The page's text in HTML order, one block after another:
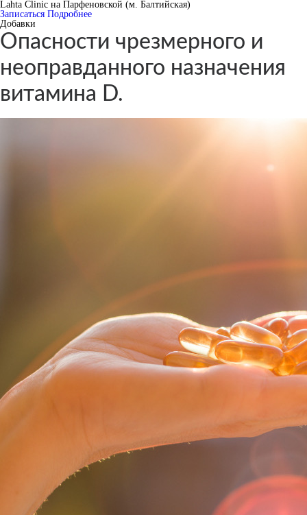
Lahta Clinic на Парфеновской (м. Балтийская)
Записаться Подробнее
Добавки
Опасности чрезмерного и
неоправданного назначения
витамина D.